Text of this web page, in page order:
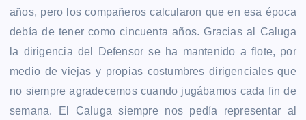
años, pero los compañeros calcularon que en esa época
debía de tener como cincuenta años. Gracias al Caluga
la dirigencia del Defensor se ha mantenido a flote, por
medio de viejas y propias costumbres dirigenciales que
no siempre agradecemos cuando jugábamos cada fin de
semana. El Caluga siempre nos pedía representar al